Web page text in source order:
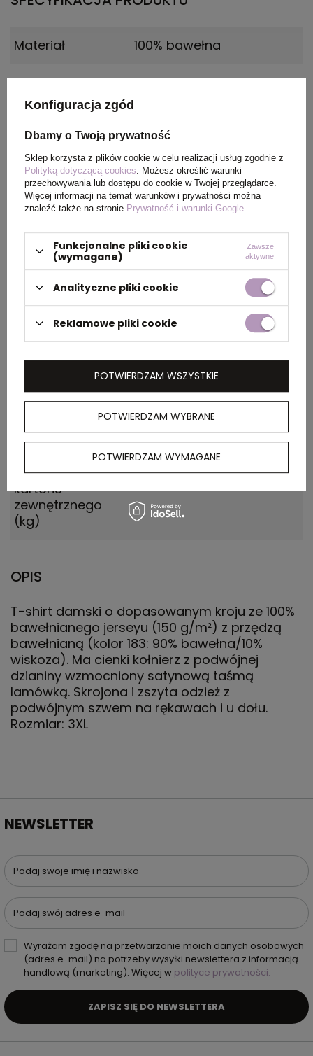
Materiał 100% bawełna
Certyfikat REACH, OEKO-TEX
Wymiary
produktu
Rozmiar: 3XL
Kolor Jasnoy szary melanż
PAKOWANIE
Wymiary
0.470x0.310x0.350
Ilość szt. w
wewnętrznym
10
Waga
kartonu
zewnętrznego
(kg)
12.000
OPIS
T-shirt damski o dopasowanym kroju ze 100%
bawełnianego jerseyu (150 g/m²) z przędzą
bawełnianą (kolor 183: 90% bawełna/10%
wiskoza). Ma cienki kołnierz z podwójnej
dzianiny wzmocniony satynową taśmą
lamówką. Skrojona i zszyta odzież z
podwójnym szwem na rękawach i u dołu.
Rozmiar: 3XL
NEWSLETTER
Podaj swoje imię i nazwisko
Podaj swój adres e-mail
Wyrażam zgodę na przetwarzanie moich danych osobowych
(adres e-mail) na potrzeby wysyłki newslettera z informacją
handlową (marketing). Więcej w polityce prywatności.
ZAPISZ SIĘ DO NEWSLETTERA
Konfiguracja zgód
Dbamy o Twoją prywatność
Sklep korzysta z plików cookie w celu realizacji usług zgodnie z
Polityką dotyczącą cookies . Możesz określić warunki
przechowywania lub dostępu do cookie w Twojej przeglądarce.
Więcej informacji na temat warunków i prywatności można
znaleźć także na stronie Prywatność i warunki Google
Funkcjonalne pliki cookie
(wymagane)
Zawsze
aktywne
Analityczne pliki cookie
Reklamowe pliki cookie
POTWIERDZAM WYBRANE
POTWIERDZAM WYMAGANE
POTWIERDZAM WSZYSTKIE